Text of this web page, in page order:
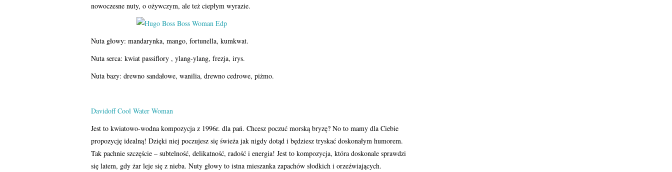
nowoczesne nuty, o ożywczym, ale też ciepłym wyrazie.
Nuta głowy: mandarynka, mango, fortunella, kumkwat.
Nuta serca: kwiat passiflory , ylang-ylang, frezja, irys.
Nuta bazy: drewno sandałowe, wanilia, drewno cedrowe, piżmo.
Davidoff Cool Water Woman
Jest to kwiatowo-wodna kompozycja z 1996r. dla pań. Chcesz poczuć morską bryzę? No to mamy dla Ciebie
propozycję idealną! Dzięki niej poczujesz się świeża jak nigdy dotąd i będziesz tryskać doskonałym humorem.
Tak pachnie szczęście – subtelność, delikatność, radość i energia! Jest to kompozycja, która doskonale sprawdzi
się latem, gdy żar leje się z nieba. Nuty głowy to istna mieszanka zapachów słodkich i orzeźwiających.